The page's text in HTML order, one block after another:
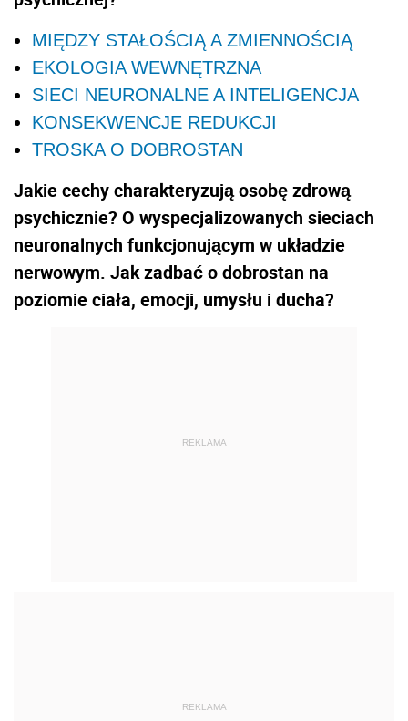
MIĘDZY STAŁOŚCIĄ A ZMIENNOŚCIĄ
EKOLOGIA WEWNĘTRZNA
SIECI NEURONALNE A INTELIGENCJA
KONSEKWENCJE REDUKCJI
TROSKA O DOBROSTAN
Jakie cechy charakteryzują osobę zdrową
psychicznie? O wyspecjalizowanych sieciach
neuronalnych funkcjonującym w układzie
nerwowym. Jak zadbać o dobrostan na
poziomie ciała, emocji, umysłu i ducha?
REKLAMA
REKLAMA